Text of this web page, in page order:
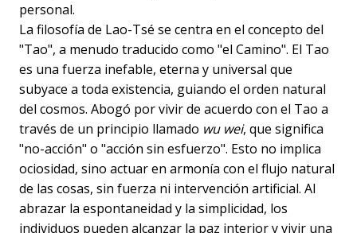
personal.
La filosofía de Lao-Tsé se centra en el concepto del
"Tao", a menudo traducido como "el Camino". El Tao
es una fuerza inefable, eterna y universal que
subyace a toda existencia, guiando el orden natural
del cosmos. Abogó por vivir de acuerdo con el Tao a
través de un principio llamado wu wei, que significa
"no-acción" o "acción sin esfuerzo". Esto no implica
ociosidad, sino actuar en armonía con el flujo natural
de las cosas, sin fuerza ni intervención artificial. Al
abrazar la espontaneidad y la simplicidad, los
individuos pueden alcanzar la paz interior y vivir una